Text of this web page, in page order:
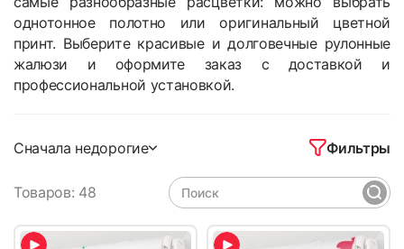
однотонное полотно или оригинальный цветной
принт. Выберите красивые и долговечные рулонные
жалюзи и оформите заказ с доставкой и
профессиональной установкой.
Сначала недорогие Фильтры
Товаров: 48